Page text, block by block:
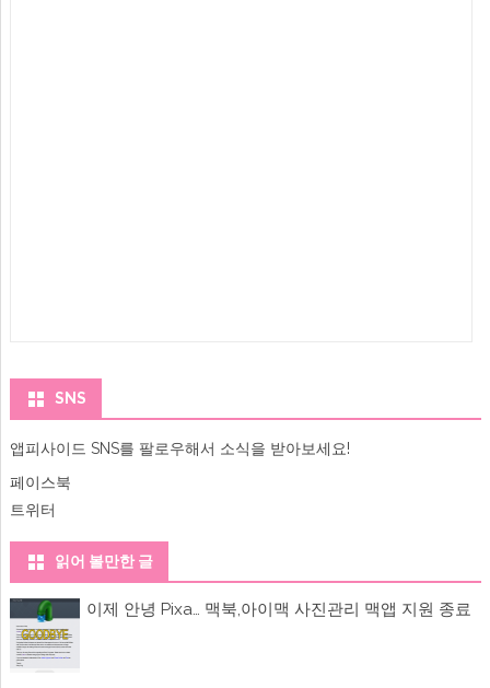
SNS
앱피사이드 SNS를 팔로우해서 소식을 받아보세요!
페이스북
트위터
읽어 볼만한 글
이제 안녕 Pixa… 맥북,아이맥 사진관리 맥앱 지원 종료